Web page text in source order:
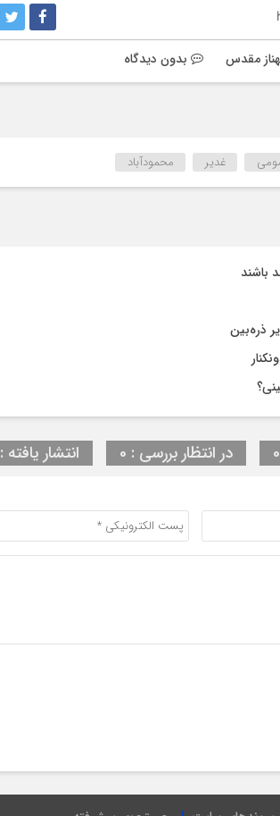
مقدس بدون دیدگاه
غدیر محمودآباد
باشند
ذره‌بین
در انتظار بررسی : 0 انتشار یافته : 0